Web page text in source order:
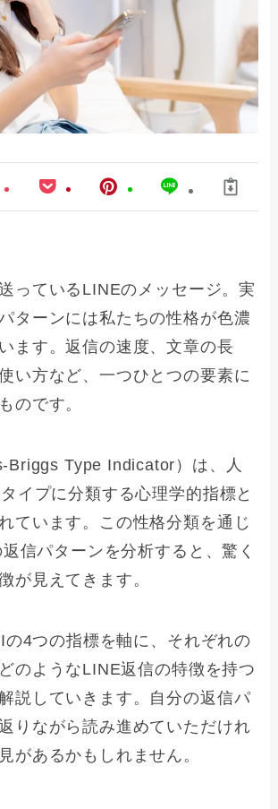
っているLINEのメッセージ。実
ターンには私たちの性格が色濃
ます。返信の速度、文章の長
い方など、一つひとつの要素に
のです。
Briggs Type Indicator）は、人
イプに分類する心理学的指標と
ています。この性格分類を通じ
信パターンを分析すると、驚く
が見えてきます。
4つの指標を軸に、それぞれの
のようなLINE返信の特徴を持つ
説していきます。自分の返信パ
りながら読み進めていただけれ
があるかもしれません。